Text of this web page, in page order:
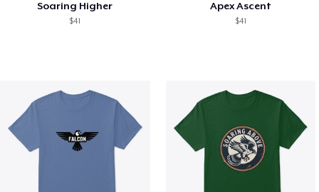
Soaring Higher
$41
Apex Ascent
$41